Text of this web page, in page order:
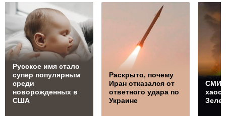
Русское имя стало
супер популярным
среди
новорожденных в
США
Раскрыто, почему
Иран отказался от
ответного удара по
Украине
СМИ